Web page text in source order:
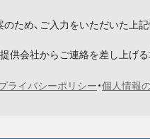
ため、ご入力をいただいた上
供会社からご連絡を差し上げ
ライバシーポリシー・個人情報